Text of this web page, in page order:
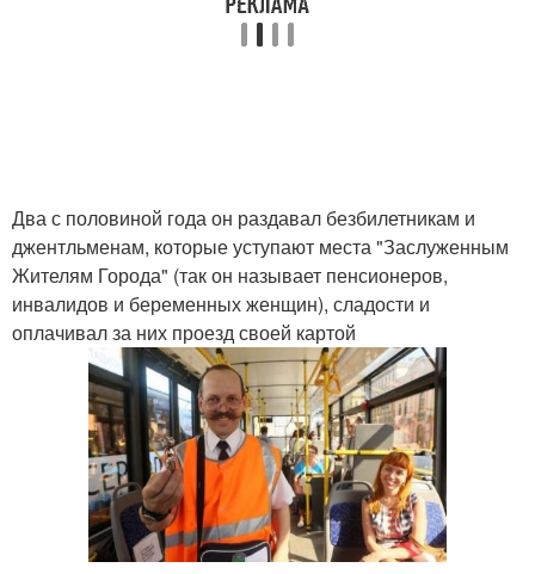
Два с половиной года он раздавал безбилетникам и
джентльменам, которые уступают места "Заслуженным
Жителям Города" (так он называет пенсионеров,
инвалидов и беременных женщин), сладости и
оплачивал за них проезд своей картой